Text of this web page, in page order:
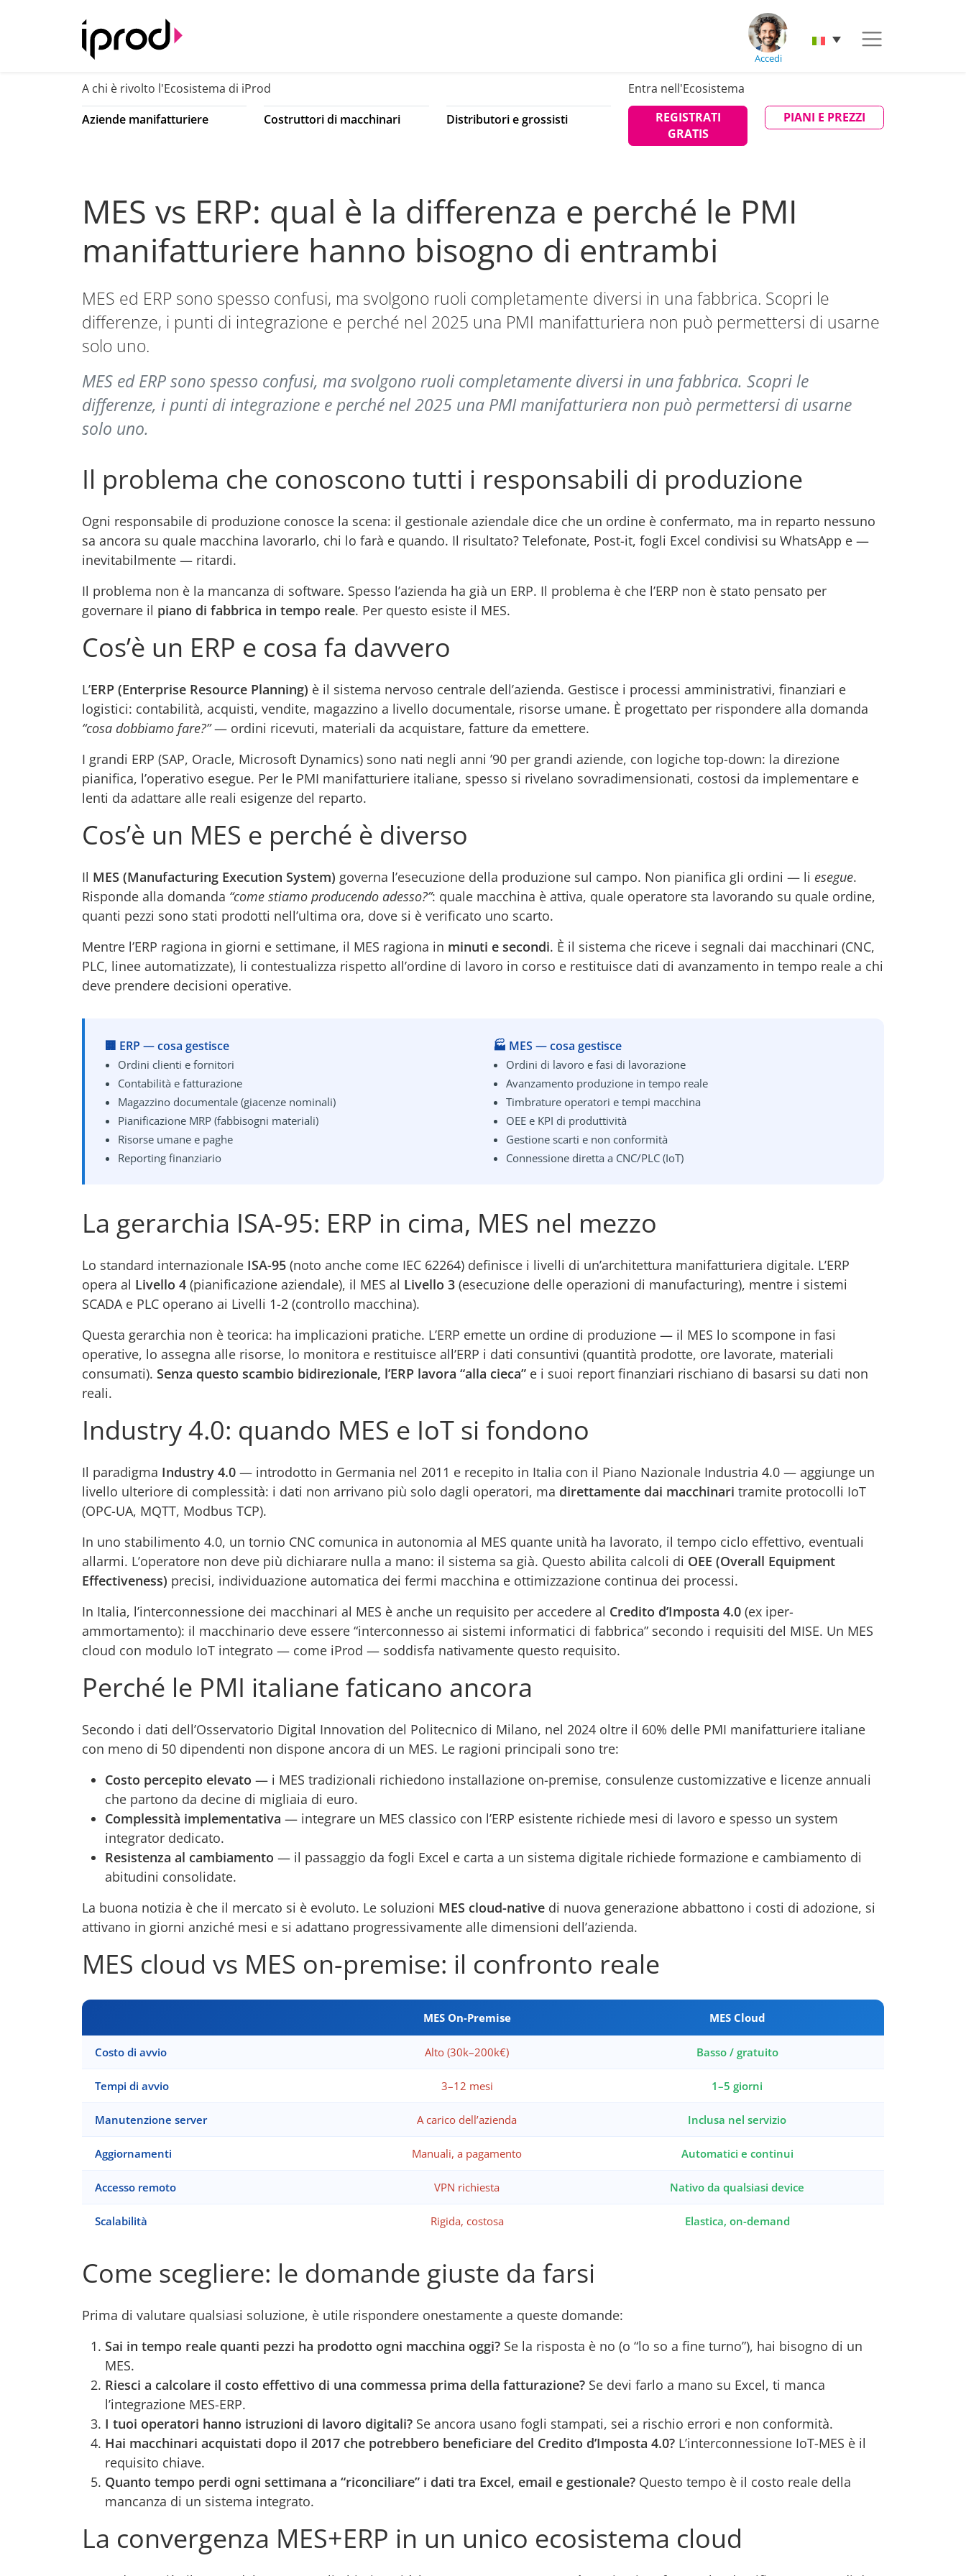
Accedi
A chi è rivolto l'Ecosistema di iProd
Aziende manifatturiere
Costruttori di macchinari Distributori e grossisti
Entra nell'Ecosistema
REGISTRATI
GRATIS
PIANI E PREZZI
MES vs ERP: qual è la differenza e perché le PMI
manifatturiere hanno bisogno di entrambi
MES ed ERP sono spesso confusi, ma svolgono ruoli completamente diversi in una fabbrica. Scopri le
differenze, i punti di integrazione e perché nel 2025 una PMI manifatturiera non può permettersi di usarne
solo uno.
MES ed ERP sono spesso confusi, ma svolgono ruoli completamente diversi in una fabbrica. Scopri le
differenze, i punti di integrazione e perché nel 2025 una PMI manifatturiera non può permettersi di usarne
solo uno.
Il problema che conoscono tutti i responsabili di produzione
Ogni responsabile di produzione conosce la scena: il gestionale aziendale dice che un ordine è confermato, ma in reparto nessuno
sa ancora su quale macchina lavorarlo, chi lo farà e quando. Il risultato? Telefonate, Post-it, fogli Excel condivisi su WhatsApp e —
inevitabilmente — ritardi.
Il problema non è la mancanza di software. Spesso l’azienda ha già un ERP. Il problema è che l’ERP non è stato pensato per
governare il piano di fabbrica in tempo reale. Per questo esiste il MES.
Cos’è un ERP e cosa fa davvero
L’ERP (Enterprise Resource Planning) è il sistema nervoso centrale dell’azienda. Gestisce i processi amministrativi, finanziari e
logistici: contabilità, acquisti, vendite, magazzino a livello documentale, risorse umane. È progettato per rispondere alla domanda
“cosa dobbiamo fare?”— ordini ricevuti, materiali da acquistare, fatture da emettere.
I grandi ERP (SAP, Oracle, Microsoft Dynamics) sono nati negli anni ’90 per grandi aziende, con logiche top-down: la direzione
pianifica, l’operativo esegue. Per le PMI manifatturiere italiane, spesso si rivelano sovradimensionati, costosi da implementare e
lenti da adattare alle reali esigenze del reparto.
Cos’è un MES e perché è diverso
Il MES (Manufacturing Execution System) governa l’esecuzione della produzione sul campo. Non pianifica gli ordini — li esegue.
Risponde alla domanda “come stiamo producendo adesso?”: quale macchina è attiva, quale operatore sta lavorando su quale ordine,
quanti pezzi sono stati prodotti nell’ultima ora, dove si è verificato uno scarto.
Mentre l’ERP ragiona in giorni e settimane, il MES ragiona in minuti e secondi. È il sistema che riceve i segnali dai macchinari (CNC,
PLC, linee automatizzate), li contestualizza rispetto all’ordine di lavoro in corso e restituisce dati di avanzamento in tempo reale a chi
deve prendere decisioni operative.
🏢 ERP — cosa gestisce
Ordini clienti e fornitori
Contabilità e fatturazione
Magazzino documentale (giacenze nominali)
Pianificazione MRP (fabbisogni materiali)
Risorse umane e paghe
Reporting finanziario
🏭 MES — cosa gestisce
Ordini di lavoro e fasi di lavorazione
Avanzamento produzione in tempo reale
Timbrature operatori e tempi macchina
OEE e KPI di produttività
Gestione scarti e non conformità
Connessione diretta a CNC/PLC (IoT)
La gerarchia ISA-95: ERP in cima, MES nel mezzo
Lo standard internazionale ISA-95 (noto anche come IEC 62264) definisce i livelli di un’architettura manifatturiera digitale. L’ERP
opera al Livello 4 (pianificazione aziendale), il MES al Livello 3 (esecuzione delle operazioni di manufacturing), mentre i sistemi
SCADA e PLC operano ai Livelli 1-2 (controllo macchina).
Questa gerarchia non è teorica: ha implicazioni pratiche. L’ERP emette un ordine di produzione — il MES lo scompone in fasi
operative, lo assegna alle risorse, lo monitora e restituisce all’ERP i dati consuntivi (quantità prodotte, ore lavorate, materiali
consumati). Senza questo scambio bidirezionale, l’ERP lavora “alla cieca” e i suoi report finanziari rischiano di basarsi su dati non
reali.
Industry 4.0: quando MES e IoT si fondono
Il paradigma Industry 4.0 — introdotto in Germania nel 2011 e recepito in Italia con il Piano Nazionale Industria 4.0 — aggiunge un
livello ulteriore di complessità: i dati non arrivano più solo dagli operatori, ma direttamente dai macchinari tramite protocolli IoT
(OPC-UA, MQTT, Modbus TCP).
In uno stabilimento 4.0, un tornio CNC comunica in autonomia al MES quante unità ha lavorato, il tempo ciclo effettivo, eventuali
allarmi. L’operatore non deve più dichiarare nulla a mano: il sistema sa già. Questo abilita calcoli di OEE (Overall Equipment
Effectiveness) precisi, individuazione automatica dei fermi macchina e ottimizzazione continua dei processi.
In Italia, l’interconnessione dei macchinari al MES è anche un requisito per accedere al Credito d’Imposta 4.0 (ex iper-
ammortamento): il macchinario deve essere “interconnesso ai sistemi informatici di fabbrica” secondo i requisiti del MISE. Un MES
cloud con modulo IoT integrato — come iProd — soddisfa nativamente questo requisito.
Perché le PMI italiane faticano ancora
Secondo i dati dell’Osservatorio Digital Innovation del Politecnico di Milano, nel 2024 oltre il 60% delle PMI manifatturiere italiane
con meno di 50 dipendenti non dispone ancora di un MES. Le ragioni principali sono tre:
Costo percepito elevato — i MES tradizionali richiedono installazione on-premise, consulenze customizzative e licenze annuali
che partono da decine di migliaia di euro.
Complessità implementativa — integrare un MES classico con l’ERP esistente richiede mesi di lavoro e spesso un system
integrator dedicato.
Resistenza al cambiamento — il passaggio da fogli Excel e carta a un sistema digitale richiede formazione e cambiamento di
abitudini consolidate.
La buona notizia è che il mercato si è evoluto. Le soluzioni MES cloud-native di nuova generazione abbattono i costi di adozione, si
attivano in giorni anziché mesi e si adattano progressivamente alle dimensioni dell’azienda.
MES cloud vs MES on-premise: il confronto reale
MES On-Premise MES Cloud
Costo di avvio Alto (30k–200k€) Basso / gratuito
Tempi di avvio 3–12 mesi 1–5 giorni
Manutenzione server A carico dell’azienda Inclusa nel servizio
Aggiornamenti Manuali, a pagamento Automatici e continui
Accesso remoto VPN richiesta Nativo da qualsiasi device
Scalabilità Rigida, costosa Elastica, on-demand
Come scegliere: le domande giuste da farsi
Prima di valutare qualsiasi soluzione, è utile rispondere onestamente a queste domande:
Sai in tempo reale quanti pezzi ha prodotto ogni macchina oggi? Se la risposta è no (o “lo so a fine turno”), hai bisogno di un
MES.
Riesci a calcolare il costo effettivo di una commessa prima della fatturazione? Se devi farlo a mano su Excel, ti manca
l’integrazione MES-ERP.
I tuoi operatori hanno istruzioni di lavoro digitali? Se ancora usano fogli stampati, sei a rischio errori e non conformità.
Hai macchinari acquistati dopo il 2017 che potrebbero beneficiare del Credito d’Imposta 4.0? L’interconnessione IoT-MES è il
requisito chiave.
Quanto tempo perdi ogni settimana a “riconciliare” i dati tra Excel, email e gestionale? Questo tempo è il costo reale della
mancanza di un sistema integrato.
La convergenza MES+ERP in un unico ecosistema cloud